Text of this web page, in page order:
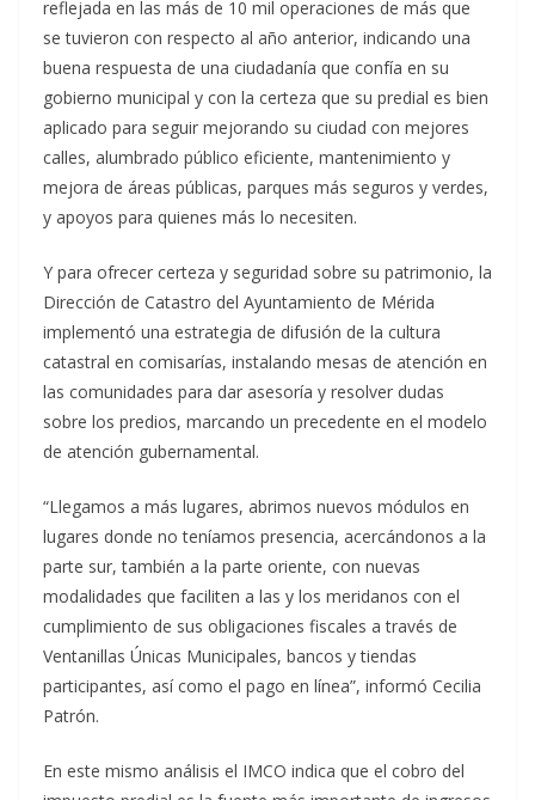
reflejada en las más de 10 mil operaciones de más que
se tuvieron con respecto al año anterior, indicando una
buena respuesta de una ciudadanía que confía en su
gobierno municipal y con la certeza que su predial es bien
aplicado para seguir mejorando su ciudad con mejores
calles, alumbrado público eficiente, mantenimiento y
mejora de áreas públicas, parques más seguros y verdes,
y apoyos para quienes más lo necesiten.
Y para ofrecer certeza y seguridad sobre su patrimonio, la
Dirección de Catastro del Ayuntamiento de Mérida
implementó una estrategia de difusión de la cultura
catastral en comisarías, instalando mesas de atención en
las comunidades para dar asesoría y resolver dudas
sobre los predios, marcando un precedente en el modelo
de atención gubernamental.
“Llegamos a más lugares, abrimos nuevos módulos en
lugares donde no teníamos presencia, acercándonos a la
parte sur, también a la parte oriente, con nuevas
modalidades que faciliten a las y los meridanos con el
cumplimiento de sus obligaciones fiscales a través de
Ventanillas Únicas Municipales, bancos y tiendas
participantes, así como el pago en línea”, informó Cecilia
Patrón.
En este mismo análisis el IMCO indica que el cobro del